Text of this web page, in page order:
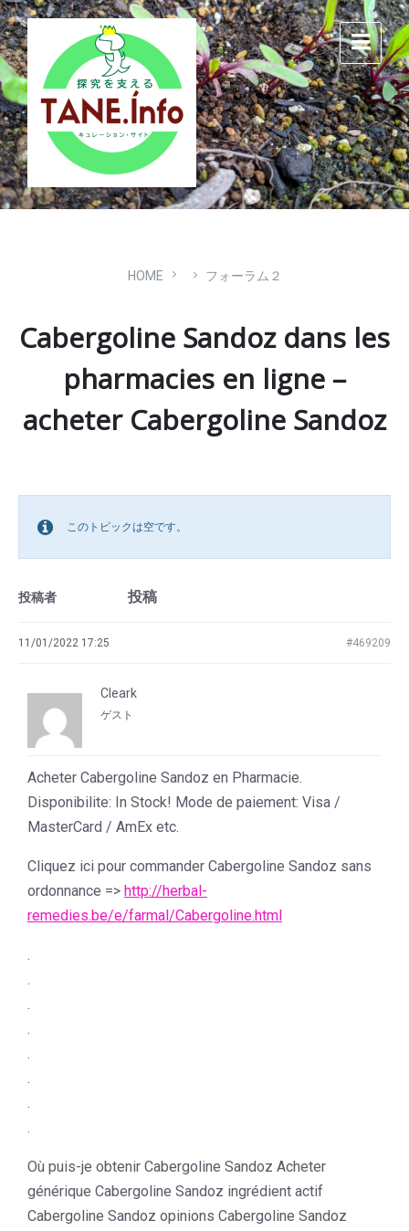
Skip
to
content
Skip
to
main
navigation
Skip
to
footer
HOME フォーラム２
Cabergoline Sandoz dans les
pharmacies en ligne –
acheter Cabergoline Sandoz
このトピックは空です。
投稿者 投稿
11/01/2022 17:25 #469209
Cleark
ゲスト
Acheter Cabergoline Sandoz en Pharmacie.
Disponibilite: In Stock! Mode de paiement: Visa /
MasterCard / AmEx etc.
Cliquez ici pour commander Cabergoline Sandoz sans
ordonnance => http://herbal-
remedies.be/e/farmal/Cabergoline.html
.
.
.
.
.
.
.
.
Où puis-je obtenir Cabergoline Sandoz Acheter
générique Cabergoline Sandoz ingrédient actif
Cabergoline Sandoz opinions Cabergoline Sandoz